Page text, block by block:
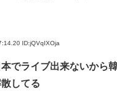
ID:jQVqIXOja
でライブ出来ないから
してる